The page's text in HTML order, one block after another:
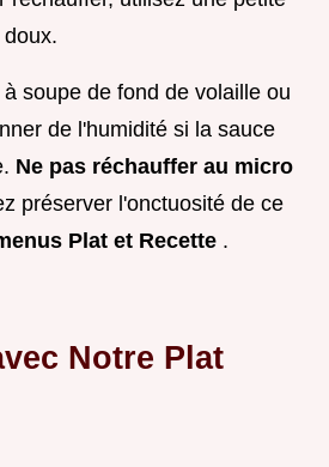
soupe de fond de volaille ou
de l'humidité si la sauce
Ne pas réchauffer au micro
préserver l'onctuosité de ce
Plat et Recette .
Notre Plat